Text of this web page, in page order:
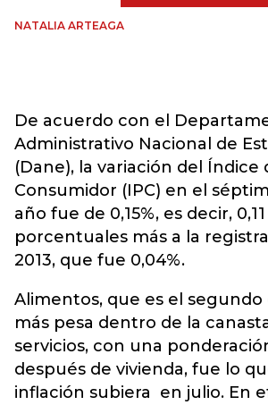
NATALIA ARTEAGA
De acuerdo con el
Administrativo Nacional de
(Dane), la variación del Índice
Consumidor (IPC) en el
año fue de 0,15%, es decir,
porcentuales más a la
2013, que fue 0,04%.
Alimentos, que es el
más pesa dentro de la
servicios, con una
después de vivienda, fue lo
inflación subiera en julio. En